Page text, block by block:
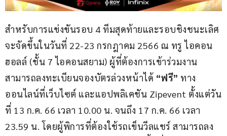
สำหรับการแข่งขันรอบ 4 ทีมสุดท้ายและรอบชิงชนะเลิศ
จะจัดขึ้นในวันที่ 22-23 กรกฎาคม 2566 ณ ทรู ไอคอน
ฮอลล์ (ชั้น 7 ไอคอนสยาม) ผู้ที่ต้องการเข้าร่วมงาน
สามารถลงทะเบียนจองบัตรล่วงหน้าได้ “ฟรี” ทาง
ออนไลน์ที่เว็บไซต์ และแอปพลิเคชัน Zipevent ตั้งแต่วัน
ที่ 13 ก.ค. 66 เวลา 10.00 น. จนถึง 17 ก.ค. 66 เวลา
23.59 น. โดยผู้พิการที่ต้องใช้รถเข็นวีลแชร์ สามารถลง